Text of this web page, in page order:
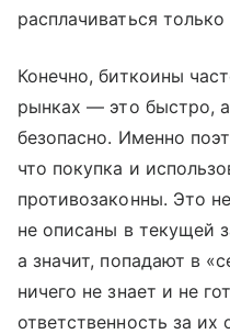
расплачиваться
Конечно, биткоины
рынках — это быстро,
безопасно. Именно
что покупка и
противозаконны. Это
не описаны в текущей
а значит, попадают в
ничего не знает и не
ответственность за их